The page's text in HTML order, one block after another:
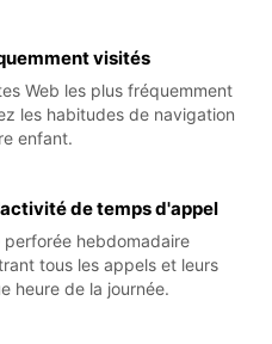
visités
Web les plus fréquemment
les habitudes de navigation
enfant.
de temps d'appel
hebdomadaire
tous les appels et leurs
heure de la journée.